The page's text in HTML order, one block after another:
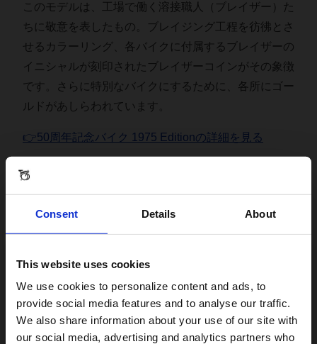
Consent Details About
This website uses cookies
We use cookies to personalize content and ads, to
provide social media features and to analyse our traffic.
We also share information about your use of our site with
our social media, advertising and analytics partners who
このモデルは、工場で働く溶接職人（ブレイザー）た
ちに敬意を表したもの。ブレイジング工程を彷彿とさ
せるカラーリング、各バイクに付属するブレイザーの
イニシャルが刻印されたブレイザーコインがその象徴
です。さらに特別なバイクにするために、各所にゴー
ルドがあしらわれています。
👉50周年記念バイク 1975 Editionの詳細を見る
Lineも
Visiting from the United States?
For a better experience, please visit our: